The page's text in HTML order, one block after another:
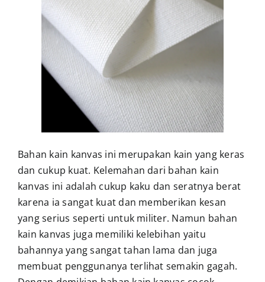
Bahan kain kanvas ini merupakan kain yang keras
dan cukup kuat. Kelemahan dari bahan kain
kanvas ini adalah cukup kaku dan seratnya berat
karena ia sangat kuat dan memberikan kesan
yang serius seperti untuk militer. Namun bahan
kain kanvas juga memiliki kelebihan yaitu
bahannya yang sangat tahan lama dan juga
membuat penggunanya terlihat semakin gagah.